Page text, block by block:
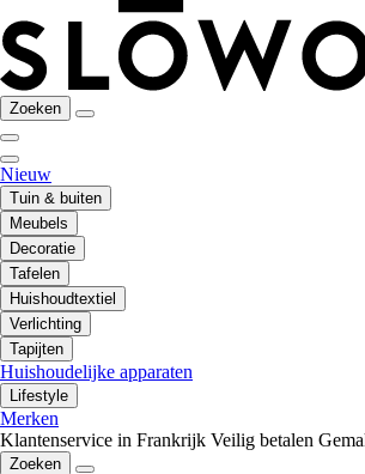
Zoeken
Nieuw
Tuin & buiten
Meubels
Decoratie
Tafelen
Huishoudtextiel
Verlichting
Tapijten
Huishoudelijke apparaten
Lifestyle
Merken
Klantenservice in Frankrijk Veilig betalen
Zoeken